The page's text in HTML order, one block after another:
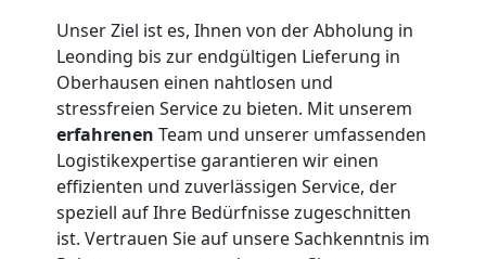
Unser Ziel ist es, Ihnen von der Abholung in
Leonding bis zur endgültigen Lieferung in
Oberhausen einen nahtlosen und
stressfreien Service zu bieten. Mit unserem
erfahrenen Team und unserer umfassenden
Logistikexpertise garantieren wir einen
effizienten und zuverlässigen Service, der
speziell auf Ihre Bedürfnisse zugeschnitten
ist. Vertrauen Sie auf unsere Sachkenntnis im